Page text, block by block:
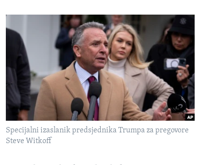
Specijalni izaslanik predsjednika Trumpa za pregovore
Steve Witkoff